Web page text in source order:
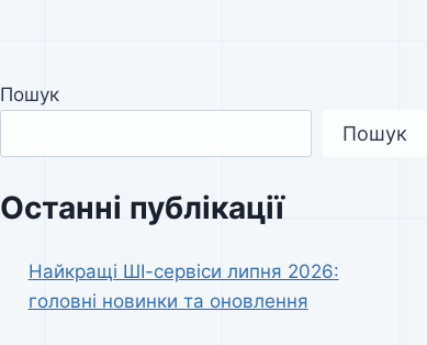
Пошук
Пошук
Останні публікації
Найкращі ШІ-сервіси липня 2026:
головні новинки та оновлення